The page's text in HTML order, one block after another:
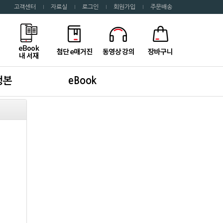
고객센터 자료실 로그인 회원가입 주문배송
본 eBook